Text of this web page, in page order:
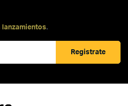
lanzamientos.
Registrate